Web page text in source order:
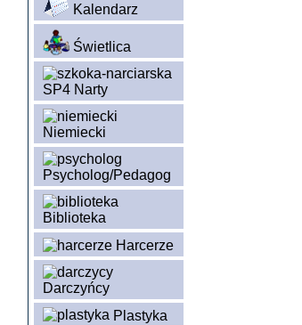
Kalendarz
Świetlica
SP4 Narty
Niemiecki
Psycholog/Pedagog
Biblioteka
Harcerze
Darczyńcy
Plastyka